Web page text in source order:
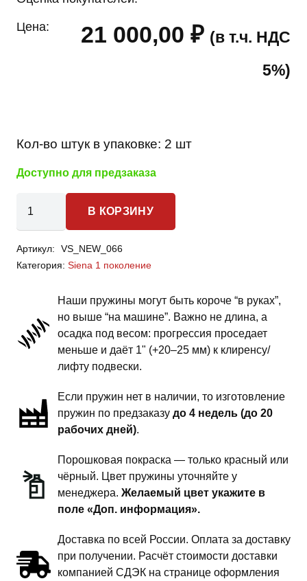
Цена: 21 000,00 ₽ (в т.ч. НДС
5%)
Кол-во штук в упаковке: 2 шт
Доступно для предзаказа
товара
Siena
1
пружины
задней
подвески
дюйм
комфорт
В КОРЗИНУ
Артикул:
VS_NEW_066
Категория: Siena 1 поколение
Наши пружины могут быть короче “в руках”,
но выше “на машине”. Важно не длина, а
осадка под весом: прогрессия проседает
меньше и даёт 1" (+20–25 мм) к клиренсу/
лифту подвески.
Если пружин нет в наличии, то изготовление
пружин по предзаказу до 4 недель (до 20
рабочих дней).
Порошковая покраска — только красный или
чёрный. Цвет пружины уточняйте у
менеджера. Желаемый цвет укажите в
поле «Доп. информация».
Доставка по всей России. Оплата за доставку
при получении. Расчёт стоимости доставки
компанией СДЭК на странице оформления